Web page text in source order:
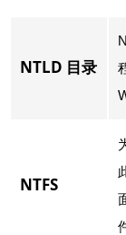
NTLD 目录
NTFS